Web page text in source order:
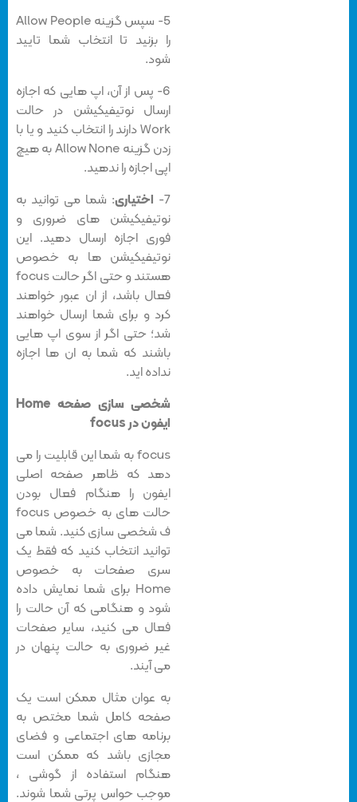
5- سپس گزینه Allow People
را بزنید تا انتخاب شما تایید
شود.
6- پس از آن، اپ هایی که اجازه
ارسال نوتیفیکیشن در حالت
Work دارند را انتخاب کنید و یا با
زدن گزینه Allow None به هیچ
اپی اجازه را ندهید.
اختیاری: شما می توانید به
نوتیفیکیشن های ضروری و
فوری اجازه ارسال دهید. این
نوتیفیکیشن ها به خصوص
هستند و حتی اگر حالت focus
فعال باشد، از ان عبور خواهند
کرد و برای شما ارسال خواهند
شد؛ حتی اگر از سوی اپ هایی
باشند که شما به ان ها اجازه
نداده اید.
شخصی سازی صفحه Home
ایفون در focus
focus به شما این قابلیت را می
دهد که ظاهر صفحه اصلی
ایفون را هنگام فعال بودن
حالت های به خصوص focus
ف شخصی سازی کنید. شما می
توانید انتخاب کنید که فقط یک
سری صفحات به خصوص
Home برای شما نمایش داده
شود و هنگامی که آن حالت را
فعال می کنید، سایر صفحات
غیر ضروری به حالت پنهان در
می آیند.
به عوان مثال ممکن است یک
صفحه کامل شما مختص به
برنامه های اجتماعی و فضای
مجازی باشد که ممکن است
هنگام استفاده از گوشی ،
موجب حواس پرتی شما شوند.